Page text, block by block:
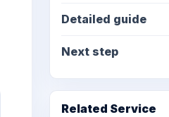
Detailed guide
Next step
Related Service